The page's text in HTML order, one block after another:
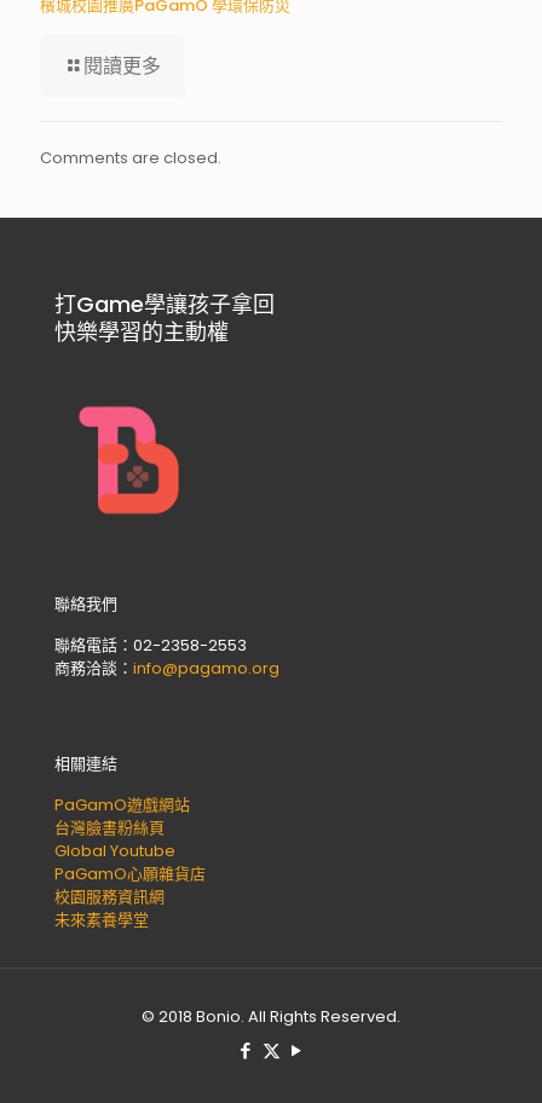
檳城校園推廣PaGamO 學環保防災
閱讀更多
Comments are closed.
打Game學讓孩子拿回
快樂學習的主動權
聯絡我們
聯絡電話：02-2358-2553
商務洽談： info@pagamo.org
相關連結
PaGamO遊戲網站
台灣臉書粉絲頁
Global Youtube
PaGamO心願雜貨店
校園服務資訊網
未來素養學堂
© 2018 Bonio. All Rights Reserved.